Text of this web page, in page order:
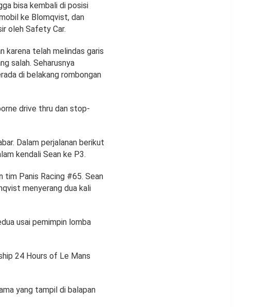
bisa kembali di posisi
ke Blomqvist, dan
oleh Safety Car.
karena telah melindas garis
salah. Seharusnya
di belakang rombongan
drive thru dan stop-
Dalam perjalanan berikut
kendali Sean ke P3.
tim Panis Racing #65. Sean
menyerang dua kali
usai pemimpin lomba
24 Hours of Le Mans
yang tampil di balapan